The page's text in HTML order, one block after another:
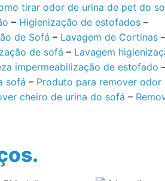
tirar odor de urina de pet do
– Higienização de estofados –
de Sofá – Lavagem de Cortinas –
de sofá – Lavagem
impermeabilização de estofado
sofá – Produto para remover odor
cheiro de urina do sofá –